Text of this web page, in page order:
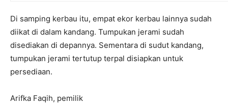
Di samping kerbau itu, empat ekor kerbau lainnya sudah
diikat di dalam kandang. Tumpukan jerami sudah
disediakan di depannya. Sementara di sudut kandang,
tumpukan jerami tertutup terpal disiapkan untuk
persediaan.
Arifka Faqih, pemilik